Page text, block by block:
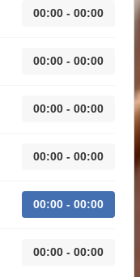
00:00 - 00:00
00:00 - 00:00
00:00 - 00:00
00:00 - 00:00
00:00 - 00:00
00:00 - 00:00